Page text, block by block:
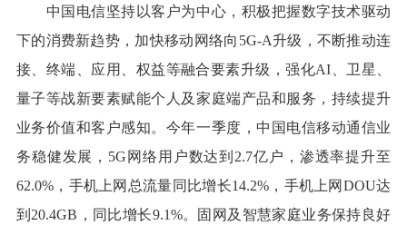
中国电信坚持以客户为中心，积极把握数字技术驱动
下的消费新趋势，加快移动网络向5G-A升级，不断推动连
接、终端、应用、权益等融合要素升级，强化AI、卫星、
量子等战新要素赋能个人及家庭端产品和服务，持续提升
业务价值和客户感知。今年一季度，中国电信移动通信业
务稳健发展，5G网络用户数达到2.7亿户，渗透率提升至
62.0%，手机上网总流量同比增长14.2%，手机上网DOU达
到20.4GB，同比增长9.1%。固网及智慧家庭业务保持良好